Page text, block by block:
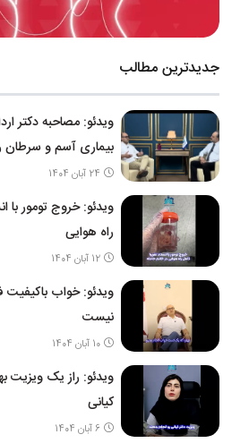
جدیدترین مطالب
ویدئو: مصاحبه دکتر
بیماری آسم و سرطان
24 آبان 1404
ویدئو: خروج تومور با
راه هوایی
12 آبان 1404
ویدئو: خواب
نیست
10 آبان 1404
ویدئو: راز یک ویزیت
کیانی
6 آبان 1404